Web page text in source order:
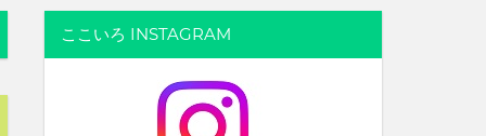
ここいろ INSTAGRAM